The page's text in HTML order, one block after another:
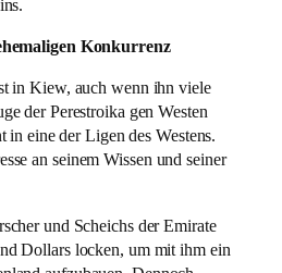
Konkurrenz
in Kiew, auch wenn ihn viele
der Perestroika gen Westen
eine der Ligen des Westens.
an seinem Wissen und seiner
und Scheichs der Emirate
Dollars locken, um mit ihm ein